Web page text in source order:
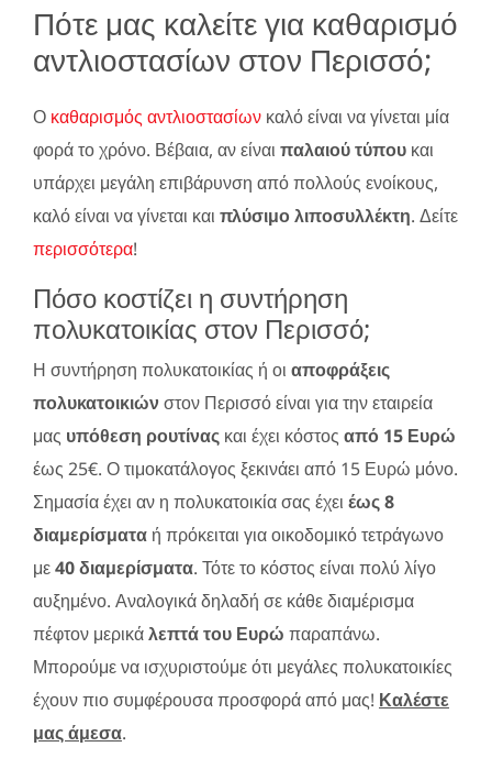
Πότε μας καλείτε για καθαρισμό
αντλιοστασίων στον Περισσό;
Ο καθαρισμός αντλιοστασίων καλό είναι να γίνεται μία
φορά το χρόνο. Βέβαια, αν είναι παλαιού τύπου και
υπάρχει μεγάλη επιβάρυνση από πολλούς ενοίκους,
καλό είναι να γίνεται και πλύσιμο λιποσυλλέκτη. Δείτε
περισσότερα!
Πόσο κοστίζει η συντήρηση
πολυκατοικίας στον Περισσό;
Η συντήρηση πολυκατοικίας ή οι αποφράξεις
πολυκατοικιώνστον Περισσό είναι για την εταιρεία
μας υπόθεση ρουτίνας και έχει κόστος από 15 Ευρώ
έως 25€. Ο τιμοκατάλογος ξεκινάει από 15 Ευρώ μόνο.
Σημασία έχει αν η πολυκατοικία σας έχει έως 8
διαμερίσματα ή πρόκειται για οικοδομικό τετράγωνο
με40 διαμερίσματα. Τότε το κόστος είναι πολύ λίγο
αυξημένο. Αναλογικά δηλαδή σε κάθε διαμέρισμα
πέφτον μερικάλεπτά του Ευρώ παραπάνω.
Μπορούμε να ισχυριστούμε ότι μεγάλες πολυκατοικίες
έχουν πιο συμφέρουσα προσφορά από μας! Καλέστε
μας άμεσα.